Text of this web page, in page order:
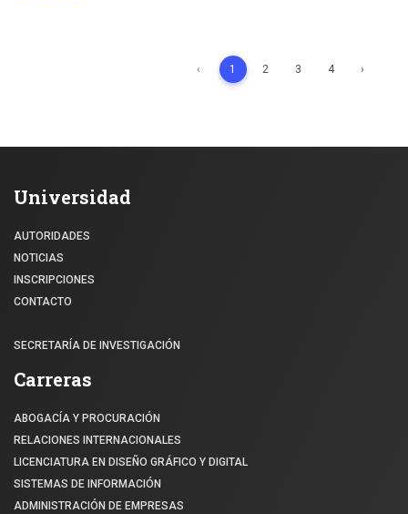
‹ 1 2 3 4 ›
Universidad
AUTORIDADES
NOTICIAS
INSCRIPCIONES
CONTACTO
SECRETARÍA DE INVESTIGACIÓN
Carreras
ABOGACÍA Y PROCURACIÓN
RELACIONES INTERNACIONALES
LICENCIATURA EN DISEÑO GRÁFICO Y DIGITAL
SISTEMAS DE INFORMACIÓN
ADMINISTRACIÓN DE EMPRESAS